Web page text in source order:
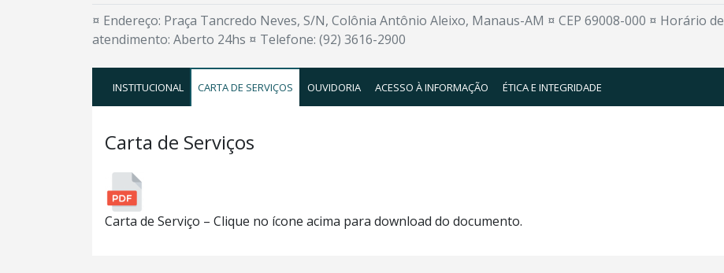
¤ Endereço: Praça Tancredo Neves, S/N, Colônia Antônio Aleixo, Manaus-AM ¤ CEP 69008-000 ¤ Horário de
atendimento: Aberto 24hs ¤ Telefone: (92) 3616-2900
INSTITUCIONAL CARTA DE SERVIÇOS OUVIDORIA ACESSO À INFORMAÇÃO ÉTICA E INTEGRIDADE
Carta de Serviços
Carta de Serviço – Clique no ícone acima para download do documento.